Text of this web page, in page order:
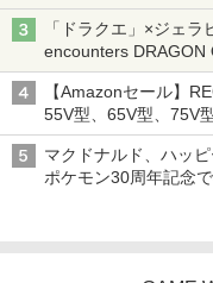
発売から2週間は20%
「ドラクエ」×ジェ
encounters DRAGON
アイスカップに入っ
オリジナルアートで
【Amazonセール】
55V型、65V型、75V
マクドナルド、ハッ
ポケモン30周年記念